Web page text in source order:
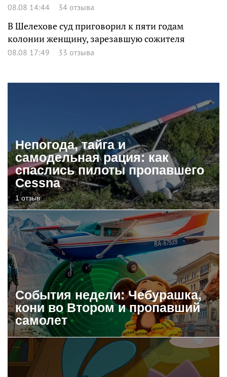
08.08 14:44 34 отзыва
В Шелехове суд приговорил к пяти годам
колонии женщину, зарезавшую сожителя
08.08 17:49 33 отзыва
Непогода, тайга и
самодельная рация: как
спаслись пилоты пропавшего
Cessna
1 отзыв
События недели: Чебурашка,
кони во Втором и пропавший
самолет